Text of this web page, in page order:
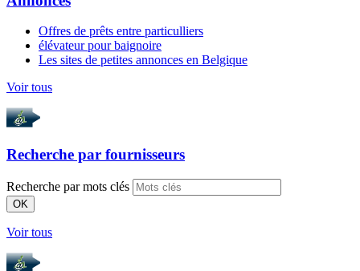
Offres de prêts entre particulliers
élévateur pour baignoire
Les sites de petites annonces en Belgique
Voir tous
Recherche par fournisseurs
Recherche par mots clés
OK
Voir tous